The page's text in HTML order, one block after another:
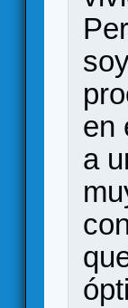
en
a